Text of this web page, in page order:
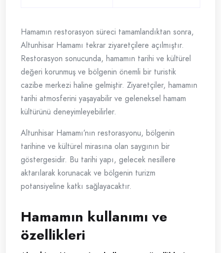
Hamamın restorasyon süreci tamamlandıktan sonra,
Altunhisar Hamamı tekrar ziyaretçilere açılmıştır.
Restorasyon sonucunda, hamamın tarihi ve kültürel
değeri korunmuş ve bölgenin önemli bir turistik
cazibe merkezi haline gelmiştir. Ziyaretçiler, hamamın
tarihi atmosferini yaşayabilir ve geleneksel hamam
kültürünü deneyimleyebilirler.
Altunhisar Hamamı’nın restorasyonu, bölgenin
tarihine ve kültürel mirasına olan saygının bir
göstergesidir. Bu tarihi yapı, gelecek nesillere
aktarılarak korunacak ve bölgenin turizm
potansiyeline katkı sağlayacaktır.
Hamamın kullanımı ve
özellikleri